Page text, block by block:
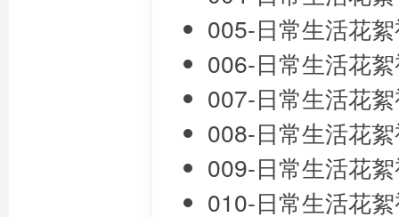
005-日常生活花
006-日常生活花
007-日常生活花
008-日常生活花
009-日常生活花
010-日常生活花